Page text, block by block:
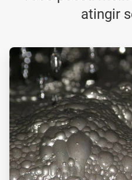
atingir
ArticleTile
1
de